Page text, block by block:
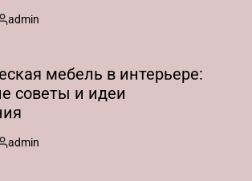
admin
мебель в интерьере:
советы и идеи
admin